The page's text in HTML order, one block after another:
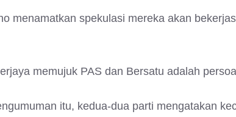
menamatkan spekulasi mereka akan
memujuk PAS dan Bersatu adalah
itu, kedua-dua parti mengatakan